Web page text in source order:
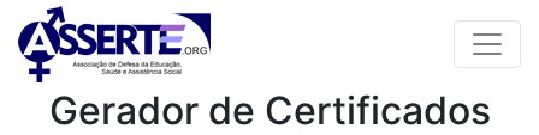
content
Gerador de Certificados